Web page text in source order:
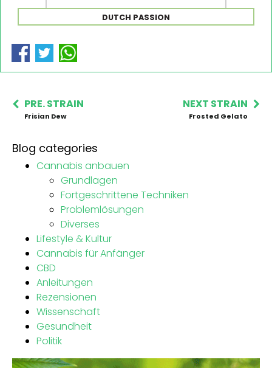
DUTCH PASSION
PRE. STRAIN
Frisian Dew
NEXT STRAIN
Frosted Gelato
Blog categories
Cannabis anbauen
Grundlagen
Fortgeschrittene Techniken
Problemlösungen
Diverses
Lifestyle & Kultur
Cannabis für Anfänger
CBD
Anleitungen
Rezensionen
Wissenschaft
Gesundheit
Politik